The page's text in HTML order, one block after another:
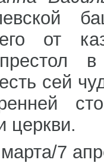
его от
сей
церкви.
7